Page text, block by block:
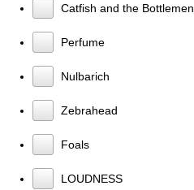
Catfish and the Bottlemen
Perfume
Nulbarich
Zebrahead
Foals
LOUDNESS